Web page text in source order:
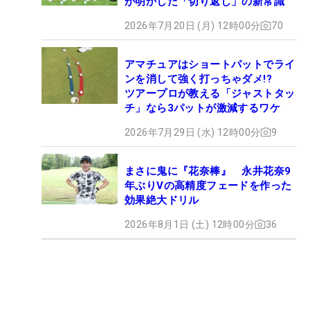
2026年7月20日 (月) 12時00分 70
アマチュアはショートパットでライ
ンを消して強く打っちゃダメ!?
ツアープロが教える「ジャストタッ
チ」なら3パットが激減するワケ
2026年7月29日 (水) 12時00分 9
まさに鬼に『花奈棒』 永井花奈9
年ぶりVの高精度フェードを作った
効果絶大ドリル
2026年8月1日 (土) 12時00分 36